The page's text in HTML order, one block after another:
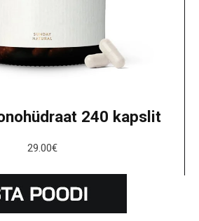
240 kapslit
29.00€